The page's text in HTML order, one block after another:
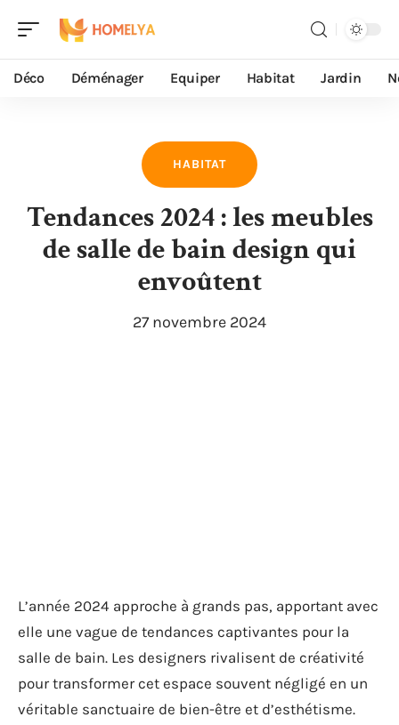
Déco Déménager Equiper Habitat Jardin
HABITAT
Tendances 2024 : les meubles
de salle de bain design qui
envoûtent
27 novembre 2024
L’année 2024 approche à grands pas, apportant avec
elle une vague de tendances captivantes pour la
salle de bain. Les designers rivalisent de créativité
pour transformer cet espace souvent négligé en un
véritable sanctuaire de bien-être et d’esthétisme.